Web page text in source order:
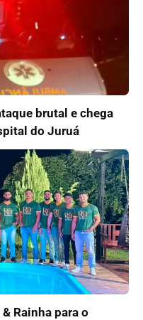
brutal e chega
do Juruá
Rainha para o